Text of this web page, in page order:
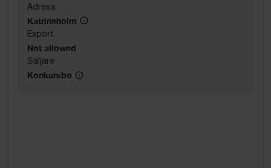
Adress
Katrineholm
Export
Not allowed
Säljare
Konkursbo